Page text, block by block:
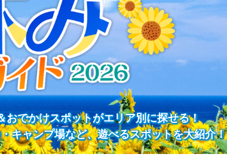
でかけスポットがエリア別に探せる！
キャンプ場など、遊べるスポットを大紹介！